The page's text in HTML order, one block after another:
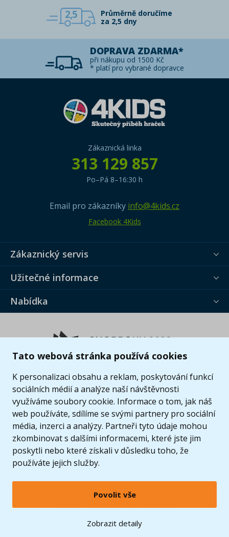
Tato webová stránka používá cookies
K personalizaci obsahu a reklam, poskytování funkcí
sociálních médií a analýze naší návštěvnosti
využíváme soubory cookie. Informace o tom, jak náš
web používáte, sdílíme se svými partnery pro sociální
média, inzerci a analýzy. Partneři tyto údaje mohou
zkombinovat s dalšími informacemi, které jste jim
poskytli nebo které získali v důsledku toho, že
používáte jejich služby.
Povolit vše
Zobrazit detaily
2,5
Průměrně doručíme
za 2,5 dny
DOPRAVA ZDARMA*
při nákupu od 1500 Kč
* platí pro vybrané dopravce
Zákaznická linka
313 129 857
Po–Pá 8–16:30 h
Email pro zákazníky info@4kids.cz
Facebook 4Kids
Zákaznický servis
Užitečné informace
Nabídka
© 2005 - 2026 Copyright 4kids.cz
LEGO, logo LEGO a minifigurka jsou ochrannými známkami společnosti LEGO Group. ©
2024 The LEGO Group.